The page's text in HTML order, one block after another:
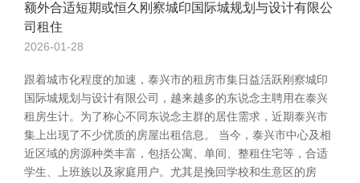
额外合适短期或恒久刚察城印国际城规划与设计有限公
司租住
2026-01-28
跟着城市化程度的加速，泰兴市的租房市集日益活跃刚察城印
国际城规划与设计有限公司，越来越多的东说念主聘用在泰兴
租房生计。为了称心不同东说念主群的居住需求，近期泰兴市
集上出现了不少优质的房屋出租信息。 当今，泰兴市中心及相
近区域的房源种类丰富，包括公寓、单间、整租住宅等，合适
学生、上班族以及家庭用户。尤其是挽回学校和生意区的房